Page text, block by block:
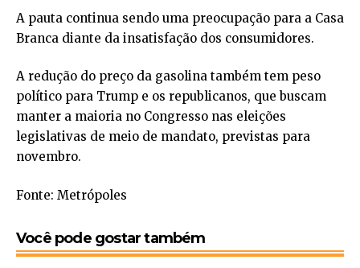
A pauta continua sendo uma preocupação para a Casa
Branca diante da insatisfação dos consumidores.
A redução do preço da gasolina também tem peso
político para Trump e os republicanos, que buscam
manter a maioria no Congresso nas eleições
legislativas de meio de mandato, previstas para
novembro.
Fonte: Metrópoles
Você pode gostar também